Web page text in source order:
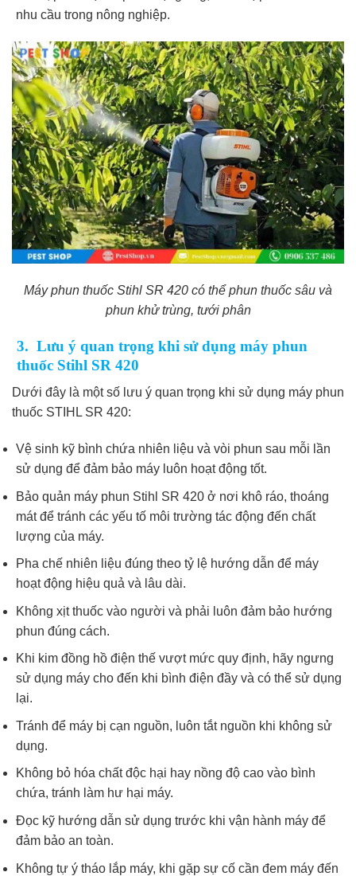
nhu cầu trong nông nghiệp.
Máy phun thuốc Stihl SR 420 có thể phun thuốc sâu và
phun khử trùng, tưới phân
3. Lưu ý quan trọng khi sử dụng máy phun
thuốc Stihl SR 420
Dưới đây là một số lưu ý quan trọng khi sử dụng máy phun
thuốc STIHL SR 420:
Vệ sinh kỹ bình chứa nhiên liệu và vòi phun sau mỗi lần
sử dụng để đảm bảo máy luôn hoạt động tốt.
Bảo quản máy phun Stihl SR 420 ở nơi khô ráo, thoáng
mát để tránh các yếu tố môi trường tác động đến chất
lượng của máy.
Pha chế nhiên liệu đúng theo tỷ lệ hướng dẫn để máy
hoạt động hiệu quả và lâu dài.
Không xịt thuốc vào người và phải luôn đảm bảo hướng
phun đúng cách.
Khi kim đồng hồ điện thế vượt mức quy định, hãy ngưng
sử dụng máy cho đến khi bình điện đầy và có thể sử dụng
lại.
Tránh để máy bị cạn nguồn, luôn tắt nguồn khi không sử
dụng.
Không bỏ hóa chất độc hại hay nồng độ cao vào bình
chứa, tránh làm hư hại máy.
Đọc kỹ hướng dẫn sử dụng trước khi vận hành máy để
đảm bảo an toàn.
Không tự ý tháo lắp máy, khi gặp sự cố cần đem máy đến